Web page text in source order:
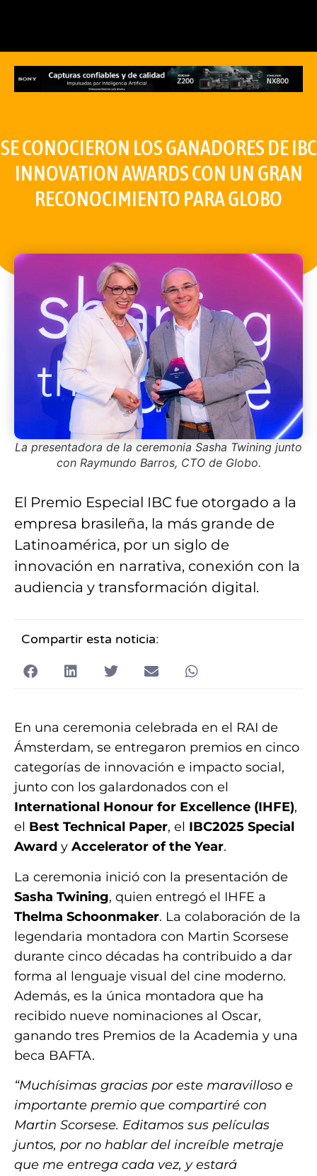
SE CONOCIERON LOS GANADORES DE IBC
INNOVATION AWARDS CON UN GRAN
RECONOCIMIENTO PARA GLOBO
La presentadora de la ceremonia Sasha Twining junto
con Raymundo Barros, CTO de Globo.
El Premio Especial IBC fue otorgado a la
empresa brasileña, la más grande de
Latinoamérica, por un siglo de
innovación en narrativa, conexión con la
audiencia y transformación digital.
Compartir esta noticia:
En una ceremonia celebrada en el RAI de
Ámsterdam, se entregaron premios en cinco
categorías de innovación e impacto social,
junto con los galardonados con el
International Honour for Excellence (IHFE),
el Best Technical Paper, el IBC2025 Special
Award y Accelerator of the Year.
La ceremonia inició con la presentación de
Sasha Twining, quien entregó el IHFE a
Thelma Schoonmaker. La colaboración de la
legendaria montadora con Martin Scorsese
durante cinco décadas ha contribuido a dar
forma al lenguaje visual del cine moderno.
Además, es la única montadora que ha
recibido nueve nominaciones al Oscar,
ganando tres Premios de la Academia y una
beca BAFTA.
“Muchísimas gracias por este maravilloso e
importante premio que compartiré con
Martin Scorsese. Editamos sus películas
juntos, por no hablar del increíble metraje
que me entrega cada vez, y estará